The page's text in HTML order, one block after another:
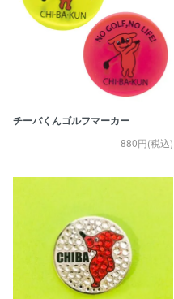
チーバくんゴルフマーカー
880円(税込)